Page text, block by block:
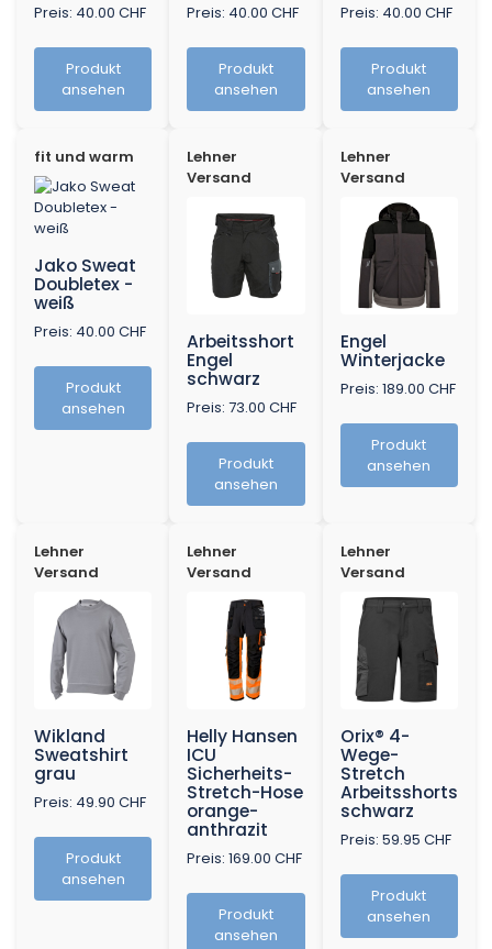
Preis: 40.00 CHF
Produkt
ansehen
Preis: 40.00 CHF
Produkt
ansehen
Preis: 40.00 CHF
Produkt
ansehen
fit und warm
Jako Sweat
Doubletex -
weiß
Preis: 40.00 CHF
Produkt
ansehen
Lehner
Versand
Arbeitsshort
Engel
schwarz
Preis: 73.00 CHF
Produkt
ansehen
Lehner
Versand
Engel
Winterjacke
Preis: 189.00 CHF
Produkt
ansehen
Lehner
Versand
Wikland
Sweatshirt
grau
Preis: 49.90 CHF
Produkt
ansehen
Lehner
Versand
Helly Hansen
ICU
Sicherheits-
Stretch-Hose
orange-
anthrazit
Preis: 169.00 CHF
Produkt
ansehen
Lehner
Versand
Orix® 4-
Wege-
Stretch
Arbeitsshorts
schwarz
Preis: 59.95 CHF
Produkt
ansehen